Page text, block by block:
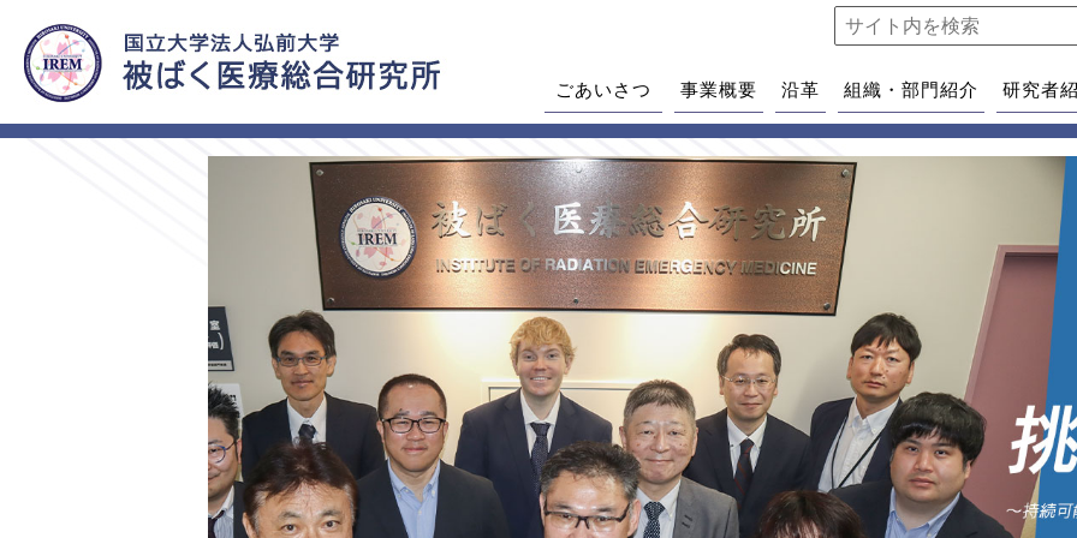
ごあいさつ 事業概要 沿革 組織・部門紹介 研究者